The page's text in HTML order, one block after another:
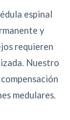
espinal
y
requieren
Nuestro
medulares.